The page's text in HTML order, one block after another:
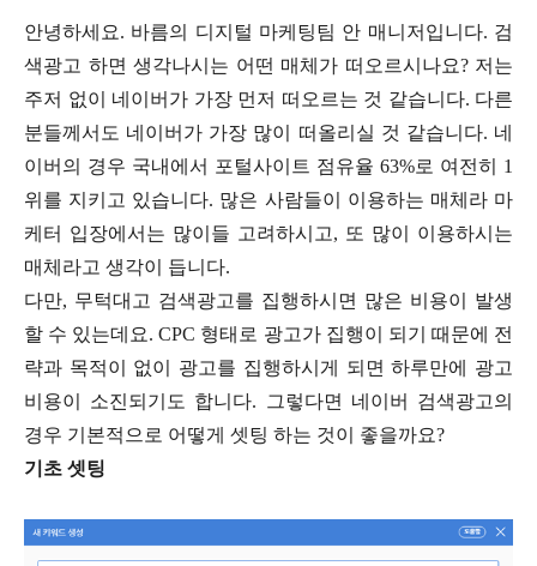
안녕하세요. 바름의 디지털 마케팅팀 안 매니저입니다. 검
색광고 하면 생각나시는 어떤 매체가 떠오르시나요? 저는
주저 없이 네이버가 가장 먼저 떠오르는 것 같습니다. 다른
분들께서도 네이버가 가장 많이 떠올리실 것 같습니다. 네
이버의 경우 국내에서 포털사이트 점유율 63%로 여전히 1
위를 지키고 있습니다. 많은 사람들이 이용하는 매체라 마
케터 입장에서는 많이들 고려하시고, 또 많이 이용하시는
매체라고 생각이 듭니다.
다만, 무턱대고 검색광고를 집행하시면 많은 비용이 발생
할 수 있는데요. CPC 형태로 광고가 집행이 되기 때문에 전
략과 목적이 없이 광고를 집행하시게 되면 하루만에 광고
비용이 소진되기도 합니다. 그렇다면 네이버 검색광고의
경우 기본적으로 어떻게 셋팅 하는 것이 좋을까요?
기초 셋팅